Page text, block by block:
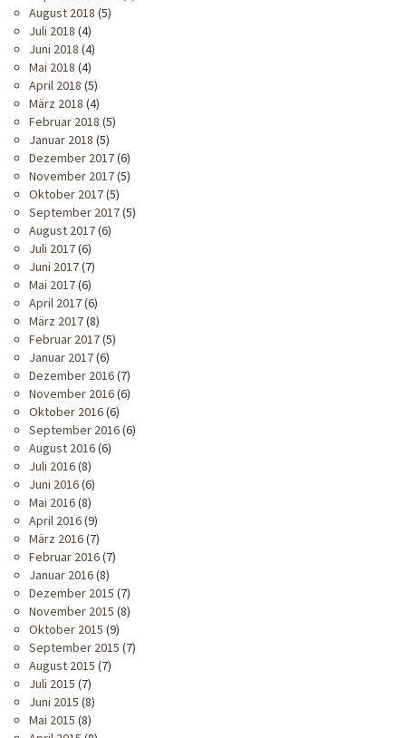
August 2018 (5)
Juli 2018 (4)
Juni 2018 (4)
Mai 2018 (4)
April 2018 (5)
März 2018 (4)
Februar 2018 (5)
Januar 2018 (5)
Dezember 2017(6)
November 2017(5)
Oktober 2017(5)
September 2017(5)
August 2017(6)
Juli 2017(6)
Juni 2017(7)
Mai 2017(6)
April 2017(6)
März 2017(8)
Februar 2017(5)
Januar 2017(6)
Dezember 2016(7)
November 2016(6)
Oktober 2016(6)
September 2016(6)
August 2016(6)
Juli 2016(8)
Juni 2016(6)
Mai 2016(8)
April 2016(9)
März 2016(7)
Februar 2016(7)
Januar 2016(8)
Dezember 2015 (7)
November 2015 (8)
Oktober 2015 (9)
September 2015 (7)
August 2015 (7)
Juli 2015 (7)
Juni 2015 (8)
Mai 2015 (8)